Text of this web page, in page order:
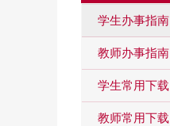
学生办事指南
教师办事指南
学生常用下载
教师常用下载